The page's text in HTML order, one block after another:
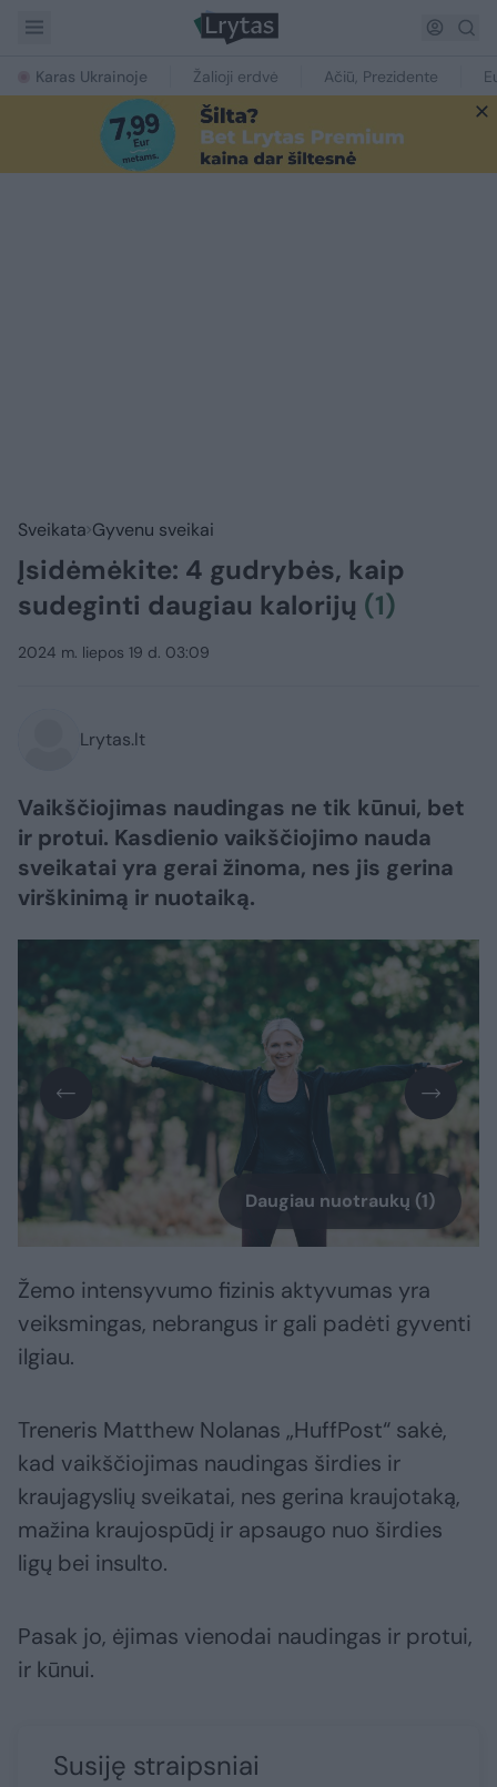
Karas Ukrainoje Žalioji erdvė Ačiū, Prezidente
Sveikata Gyvenu sveikai
Įsidėmėkite: 4 gudrybės, kaip
sudeginti daugiau kalorijų (1)
2024 m. liepos 19 d. 03:09
Lrytas.lt
Vaikščiojimas naudingas ne tik kūnui, bet
ir protui. Kasdienio vaikščiojimo nauda
sveikatai yra gerai žinoma, nes jis gerina
virškinimą ir nuotaiką.
Daugiau nuotraukų (1)
Žemo intensyvumo fizinis aktyvumas yra
veiksmingas, nebrangus ir gali padėti gyventi
ilgiau.
Treneris Matthew Nolanas „HuffPost“ sakė,
kad vaikščiojimas naudingas širdies ir
kraujagyslių sveikatai, nes gerina kraujotaką,
mažina kraujospūdį ir apsaugo nuo širdies
ligų bei insulto.
Pasak jo, ėjimas vienodai naudingas ir protui,
ir kūnui.
Susiję straipsniai